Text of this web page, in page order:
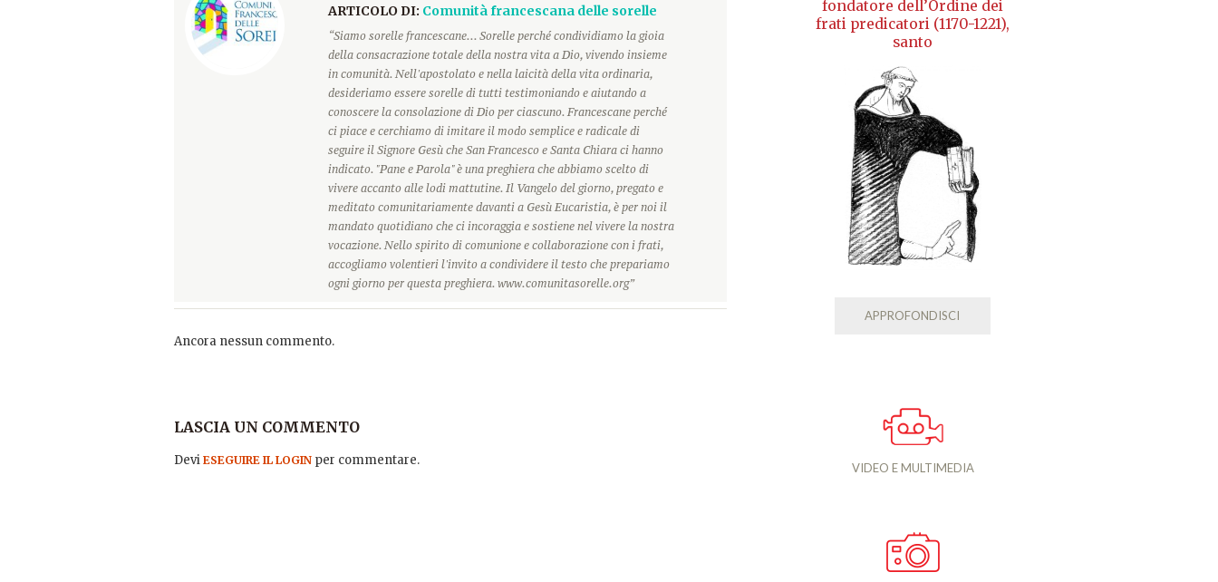
ARTICOLO DI: Comunità francescana delle sorelle
“Siamo sorelle francescane... Sorelle perché condividiamo la gioia
della consacrazione totale della nostra vita a Dio, vivendo insieme
in comunità. Nell'apostolato e nella laicità della vita ordinaria,
desideriamo essere sorelle di tutti testimoniando e aiutando a
conoscere la consolazione di Dio per ciascuno. Francescane perché
ci piace e cerchiamo di imitare il modo semplice e radicale di
seguire il Signore Gesù che San Francesco e Santa Chiara ci hanno
indicato. "Pane e Parola" è una preghiera che abbiamo scelto di
vivere accanto alle lodi mattutine. Il Vangelo del giorno, pregato e
meditato comunitariamente davanti a Gesù Eucaristia, è per noi il
mandato quotidiano che ci incoraggia e sostiene nel vivere la nostra
vocazione. Nello spirito di comunione e collaborazione con i frati,
accogliamo volentieri l'invito a condividere il testo che prepariamo
ogni giorno per questa preghiera. www.comunitasorelle.org”
Ancora nessun commento.
LASCIA UN COMMENTO
Devi ESEGUIRE IL LOGIN per commentare.
fondatore dell’Ordine dei
frati predicatori (1170-1221),
santo
APPROFONDISCI
VIDEO E MULTIMEDIA